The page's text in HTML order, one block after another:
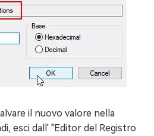
il nuovo valore nella
esci dall' "Editor del Registro